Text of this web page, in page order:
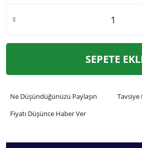
SEPETE
Ne Düşündüğünüzü Paylaşın
Tavsiye
Fiyatı Düşünce Haber Ver